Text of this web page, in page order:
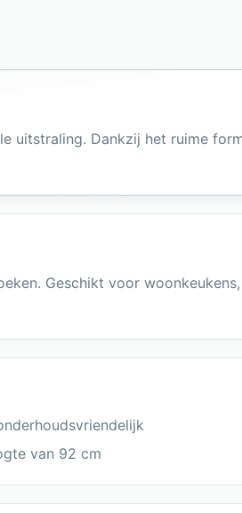
uitstraling. Dankzij het ruime
Geschikt voor
van 92 cm